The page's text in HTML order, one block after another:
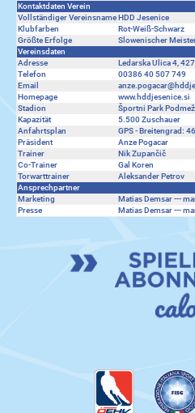
Kontaktdaten Verein
Vollständiger VereinsnameHDD Jesenice
Klubfarben
Rot-Weiß-Schwarz
Größte Erfolge
Slowenischer
Vereinsdaten
Adresse
Ledarska Ulica 4,
Telefon
00386 40 507 749
Email
Homepage
www.hddjesenice.si
Stadion
Športni Park
Kapazität
5.500 Zuschauer
Anfahrtsplan
GPS - Breitengrad:
Präsident
Anze Pogacar
Trainer
Nik Zupančič
Co-Trainer
Gal Koren
Torwarttrainer
Aleksander Petrov
Ansprechpartner
Marketing
Matias Demsar ---
Presse
Matias Demsar ---